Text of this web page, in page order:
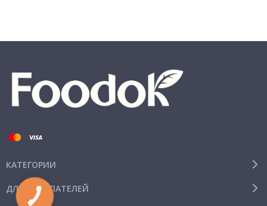
КАТЕГОРИИ
ДЛЯ ПОКУПАТЕЛЕЙ
КНОПКА
СВЯЗИ